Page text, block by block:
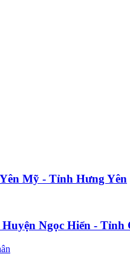
Mỹ - Tỉnh Hưng Yên
Ngọc Hiển - Tỉnh